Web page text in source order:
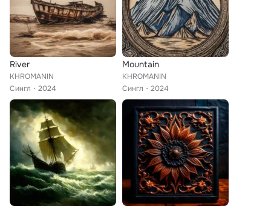
River
KHROMANIN
Сингл
2024
Mountain
KHROMANIN
Сингл
2024